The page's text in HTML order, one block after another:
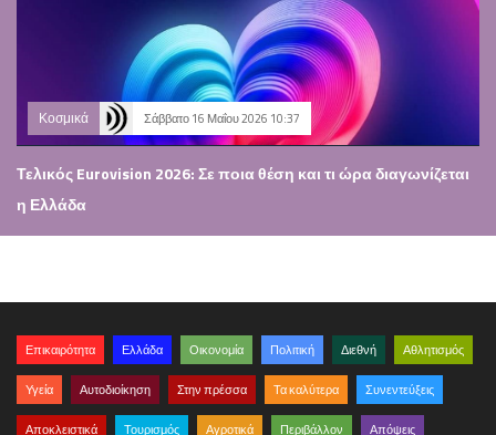
Κοσμικά Σάββατο 16 Μαΐου 2026 10:37
Τελικός Eurovision 2026: Σε ποια θέση και τι ώρα διαγωνίζεται
η Ελλάδα
Επικαιρότητα Ελλάδα Οικονομία Πολιτική Διεθνή Αθλητισμός
Υγεία Αυτοδιοίκηση Στην πρέσσα Τα καλύτερα Συνεντεύξεις
Αποκλειστικά Τουρισμός Αγροτικά Περιβάλλον Απόψεις